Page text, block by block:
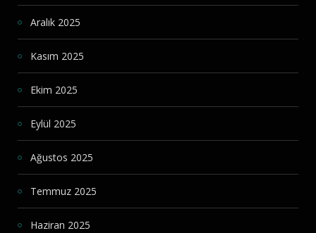
Aralık 2025
Kasım 2025
Ekim 2025
Eylül 2025
Ağustos 2025
Temmuz 2025
Haziran 2025